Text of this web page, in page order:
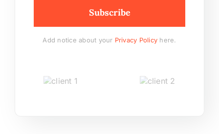
Subscribe
Add notice about your Privacy Policy here.